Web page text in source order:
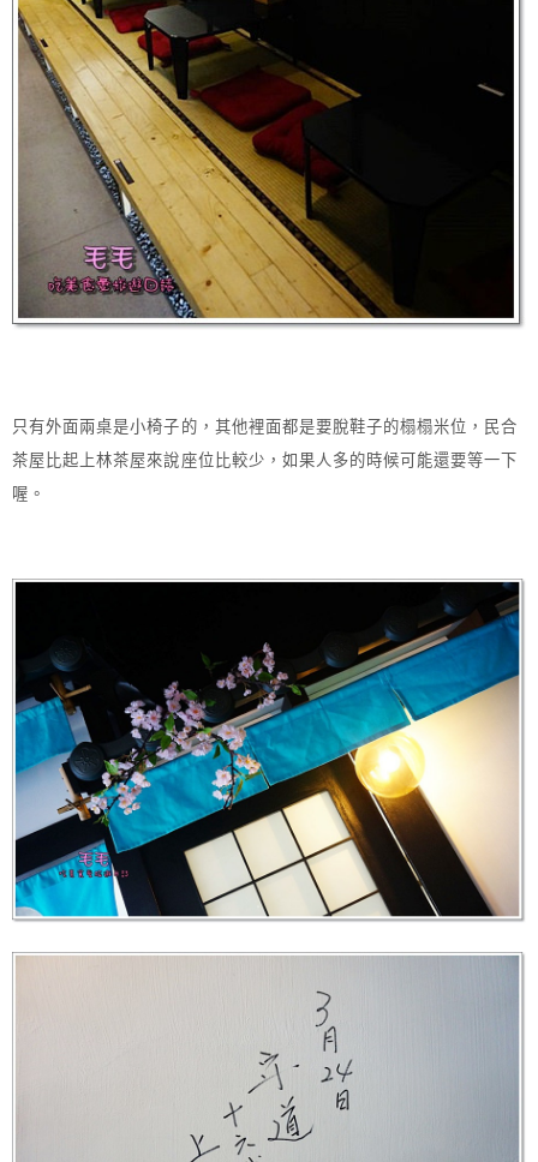
只有外面兩桌是小椅子的，其他裡面都是要脫鞋子的榻榻米位，民合
茶屋比起上林茶屋來說座位比較少，如果人多的時候可能還要等一下
喔。